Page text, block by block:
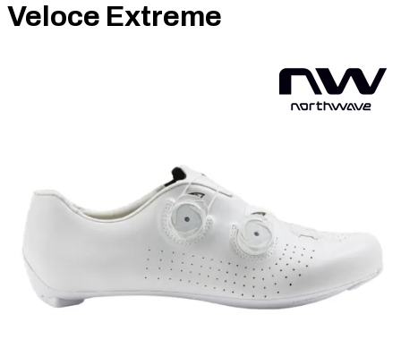
Veloce Extreme